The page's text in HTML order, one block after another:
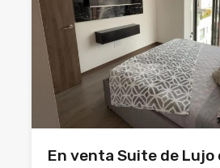
En venta Suite de Lujo